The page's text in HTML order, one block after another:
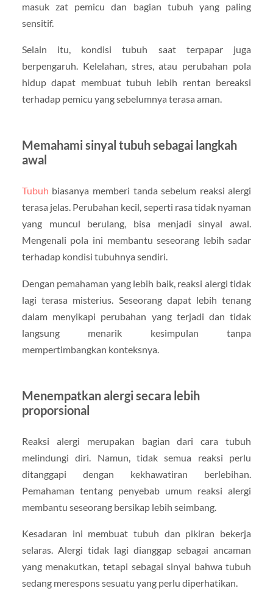
masuk zat pemicu dan bagian tubuh yang paling
sensitif.
Selain itu, kondisi tubuh saat terpapar juga
berpengaruh. Kelelahan, stres, atau perubahan pola
hidup dapat membuat tubuh lebih rentan bereaksi
terhadap pemicu yang sebelumnya terasa aman.
Memahami sinyal tubuh sebagai langkah
awal
Tubuh biasanya memberi tanda sebelum reaksi alergi
terasa jelas. Perubahan kecil, seperti rasa tidak nyaman
yang muncul berulang, bisa menjadi sinyal awal.
Mengenali pola ini membantu seseorang lebih sadar
terhadap kondisi tubuhnya sendiri.
Dengan pemahaman yang lebih baik, reaksi alergi tidak
lagi terasa misterius. Seseorang dapat lebih tenang
dalam menyikapi perubahan yang terjadi dan tidak
langsung menarik kesimpulan tanpa
mempertimbangkan konteksnya.
Menempatkan alergi secara lebih
proporsional
Reaksi alergi merupakan bagian dari cara tubuh
melindungi diri. Namun, tidak semua reaksi perlu
ditanggapi dengan kekhawatiran berlebihan.
Pemahaman tentang penyebab umum reaksi alergi
membantu seseorang bersikap lebih seimbang.
Kesadaran ini membuat tubuh dan pikiran bekerja
selaras. Alergi tidak lagi dianggap sebagai ancaman
yang menakutkan, tetapi sebagai sinyal bahwa tubuh
sedang merespons sesuatu yang perlu diperhatikan.